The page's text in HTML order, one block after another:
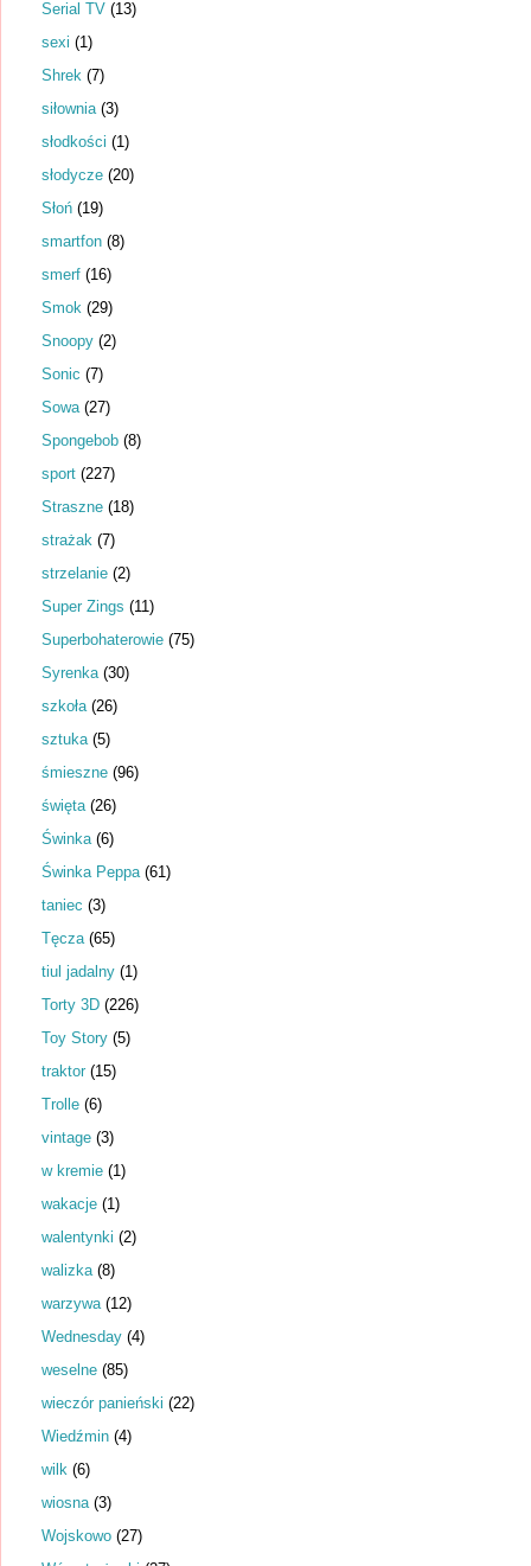
Serial TV (13)
sexi (1)
Shrek (7)
siłownia (3)
słodkości (1)
słodycze (20)
Słoń (19)
smartfon (8)
smerf (16)
Smok (29)
Snoopy (2)
Sonic (7)
Sowa (27)
Spongebob (8)
sport (227)
Straszne (18)
strażak (7)
strzelanie (2)
Super Zings (11)
Superbohaterowie (75)
Syrenka (30)
szkoła (26)
sztuka (5)
śmieszne (96)
święta (26)
Świnka (6)
Świnka Peppa (61)
taniec (3)
Tęcza (65)
tiul jadalny (1)
Torty 3D (226)
Toy Story (5)
traktor (15)
Trolle (6)
vintage (3)
w kremie (1)
wakacje (1)
walentynki (2)
walizka (8)
warzywa (12)
Wednesday (4)
weselne (85)
wieczór panieński (22)
Wiedźmin (4)
wilk (6)
wiosna (3)
Wojskowo (27)